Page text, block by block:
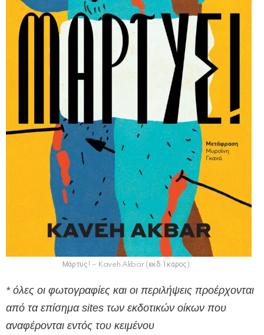
Μάρτυς! – Kaveh Akbar (εκδ.Ί καρος)
* όλες οι φωτογραφίες και οι περιλήψεις προέρχονται
από τα επίσημα sites των εκδοτικών οίκων που
αναφέρονται εντός του κειμένου